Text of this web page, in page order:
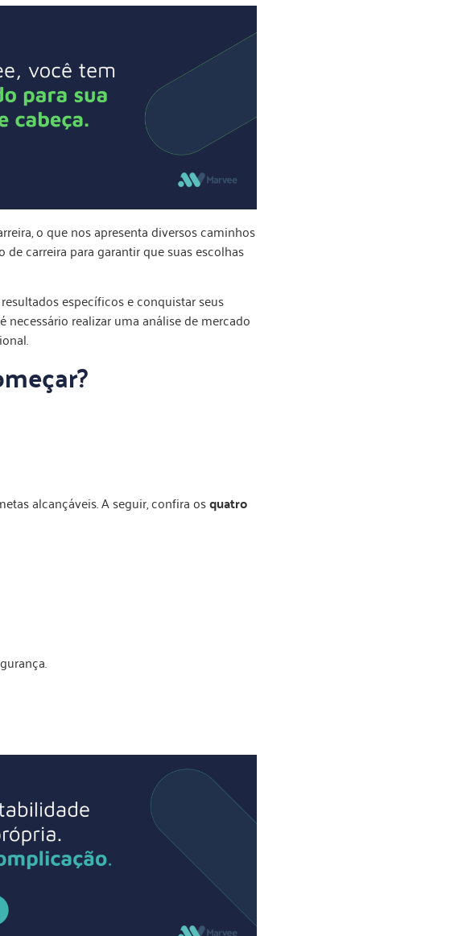
o que nos apresenta diversos caminhos
carreira para garantir que suas escolhas
específicos e conquistar seus
realizar uma análise de mercado
alcançáveis. A seguir, confira osquatro